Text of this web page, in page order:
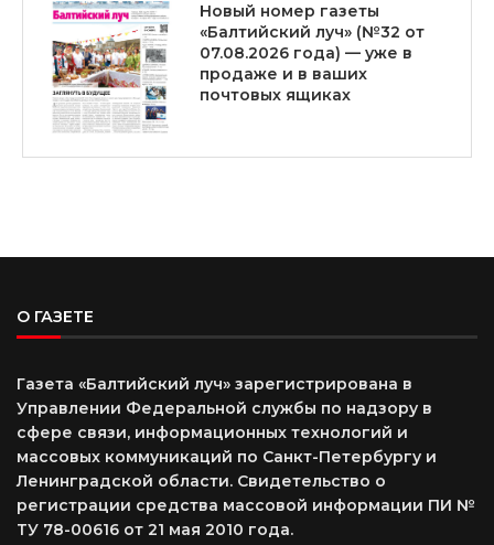
Новый номер газеты
«Балтийский луч» (№32 от
07.08.2026 года) — уже в
продаже и в ваших
почтовых ящиках
О ГАЗЕТЕ
Газета «Балтийский луч» зарегистрирована в
Управлении Федеральной службы по надзору в
сфере связи, информационных технологий и
массовых коммуникаций по Санкт-Петербургу и
Ленинградской области. Свидетельство о
регистрации средства массовой информации ПИ №
ТУ 78-00616 от 21 мая 2010 года.